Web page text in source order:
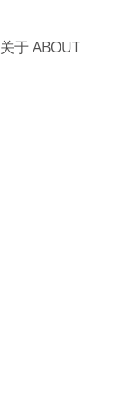
关于 ABOUT